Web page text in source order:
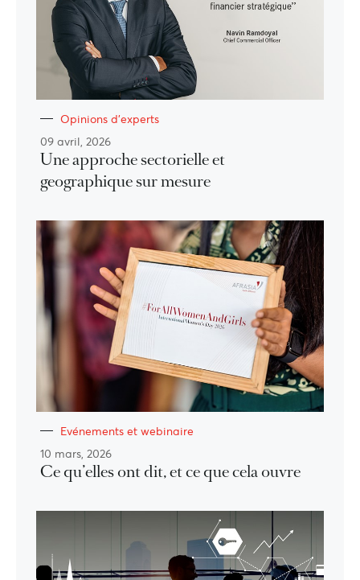
Opinions d'experts
09 avril, 2026
Une approche sectorielle et
geographique sur mesure
Evénements et webinaire
10 mars, 2026
Ce qu’elles ont dit, et ce que cela ouvre